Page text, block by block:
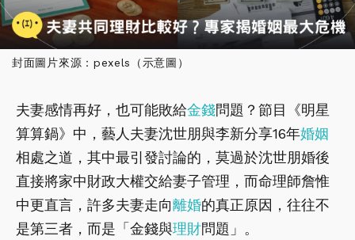
封面圖片來源：pexels（示意圖）
夫妻感情再好，也可能敗給金錢問題？節目《明星
算算鍋》中，藝人夫妻沈世朋與李新分享16年婚姻
相處之道，其中最引發討論的，莫過於沈世朋婚後
直接將家中財政大權交給妻子管理，而命理師詹惟
中更直言，許多夫妻走向離婚的真正原因，往往不
是第三者，而是「金錢與理財問題」。